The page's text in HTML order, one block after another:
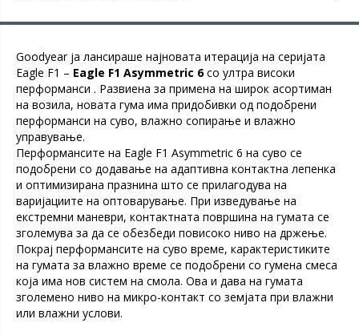
Goodyear ја лансираше најновата итерација на серијата
Eagle F1 – Eagle F1 Asymmetric 6со ултра високи
перформанси . Развиена за примена на широк асортиман
на возила, новата гума има придобивки од подобрени
перформанси на суво, влажно сопирање и влажно
управување.
Перформансите на Eagle F1 Asymmetric 6 на суво се
подобрени со додавање на адаптивна контактна лепенка
и оптимизирана празнина што се прилагодува на
варијациите на оптоварување. При изведување на
екстремни маневри, контактната површина на гумата се
зголемува за да се обезбеди повисоко ниво на држење.
Покрај перформансите на суво време, карактеристиките
на гумата за влажно време се подобрени со гумена смеса
која има нов систем на смола. Ова и дава на гумата
зголемено ниво на микро-контакт со земјата при влажни
или влажни услови.